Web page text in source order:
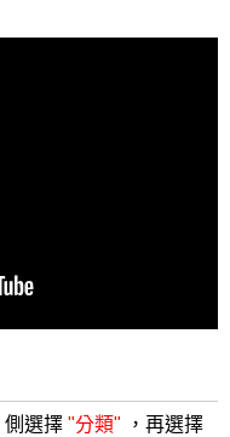
側選擇 "分類" ，再選擇